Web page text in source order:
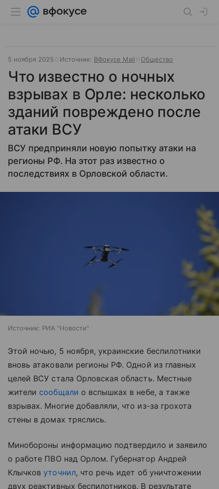
5 ноября 2025 Источник: ВФокусе Mail Общество
Что известно о ночных
взрывах в Орле: несколько
зданий повреждено после
атаки ВСУ
ВСУ предприняли новую попытку атаки на
регионы РФ. На этот раз известно о
последствиях в Орловской области.
Источник: РИА "Новости"
Этой ночью, 5 ноября, украинские беспилотники
вновь атаковали регионы РФ. Одной из главных
целей ВСУ стала Орловская область. Местные
жители сообщали о вспышках в небе, а также
взрывах. Многие добавляли, что из-за грохота
стены в домах тряслись.
Минобороны информацию подтвердило и заявило
о работе ПВО над Орлом. Губернатор Андрей
Клычковуточнил, что речь идет об уничтожении
двух реактивных беспилотников. В результате